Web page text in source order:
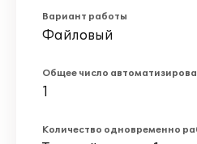
Вариант работы
Файловый
Общее число
1
Количество одновременно